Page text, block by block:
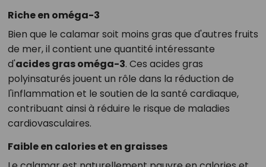
Riche en oméga-3
Bien que le calamar soit moins gras que d'autres fruits
de mer, il contient une quantité intéressante
d'acides gras oméga-3. Ces acides gras
polyinsaturés jouent un rôle dans la réduction de
l'inflammation et le soutien de la santé cardiaque,
contribuant ainsi à réduire le risque de maladies
cardiovasculaires.
Faible en calories et en graisses